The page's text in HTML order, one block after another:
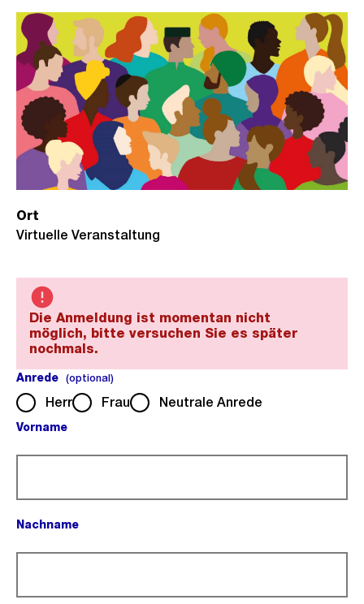
Link:
Ort
Virtuelle Veranstaltung
Die Anmeldung ist momentan nicht
möglich, bitte versuchen Sie es später
nochmals.
Anrede (optional)(optional).
Herr Frau Neutrale Anrede
Vorname
Nachname